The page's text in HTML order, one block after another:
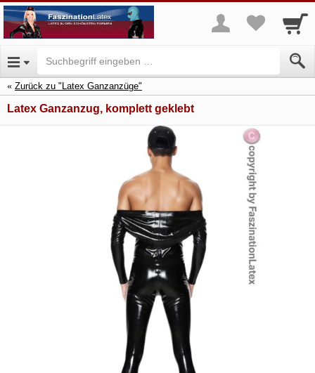
Zurück zu "Latex Ganzanzüge"
Latex Ganzanzug, komplett geklebt